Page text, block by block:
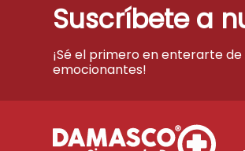
Suscríbete a
¡Sé el primero en enterarte
emocionantes!